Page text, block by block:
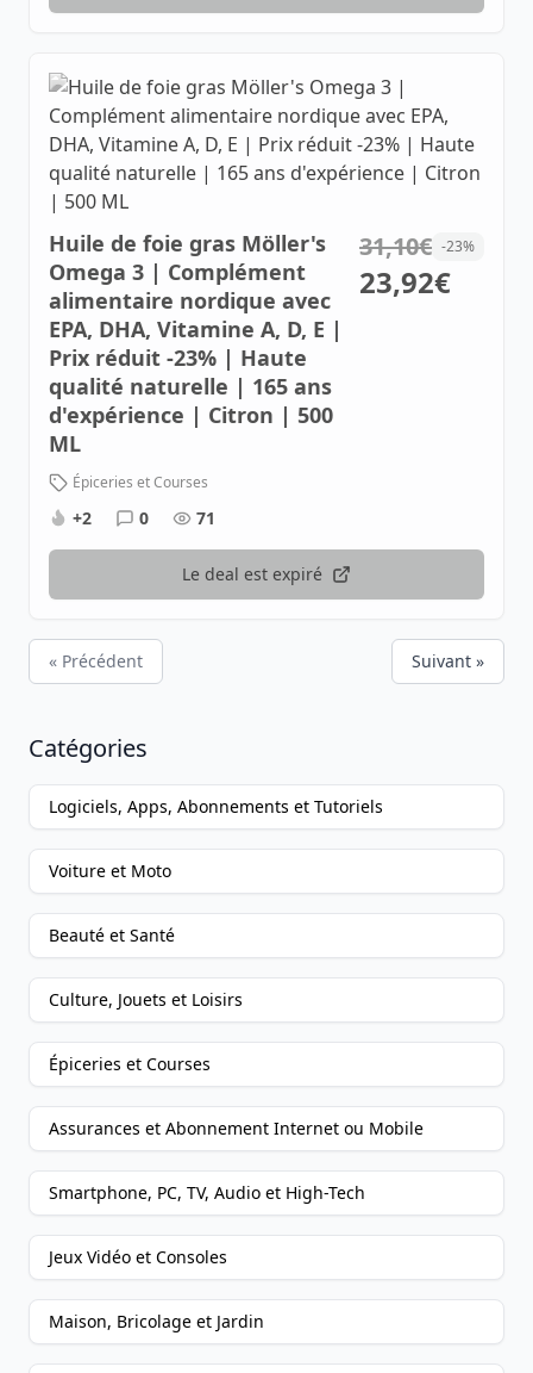
Huile de foie gras Möller's
Omega 3 | Complément
alimentaire nordique avec
EPA, DHA, Vitamine A, D, E |
Prix réduit -23% | Haute
qualité naturelle | 165 ans
d'expérience | Citron | 500
ML
Épiceries et Courses
31,10€ -23%
23,92€
+2 0 71
Le deal est expiré
« Précédent Suivant »
Catégories
Logiciels, Apps, Abonnements et Tutoriels
Voiture et Moto
Beauté et Santé
Culture, Jouets et Loisirs
Épiceries et Courses
Assurances et Abonnement Internet ou Mobile
Smartphone, PC, TV, Audio et High-Tech
Jeux Vidéo et Consoles
Maison, Bricolage et Jardin